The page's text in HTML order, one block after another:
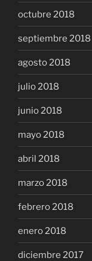
octubre 2018
septiembre 2018
agosto 2018
julio 2018
junio 2018
mayo 2018
abril 2018
marzo 2018
febrero 2018
enero 2018
diciembre 2017